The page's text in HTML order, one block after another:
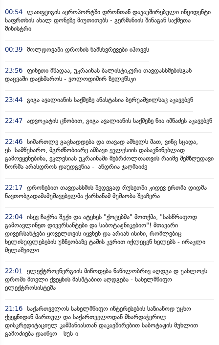
00:54 ლაიფციგის აეროპორტში დრონთან დაკავშირებული ინციდენტი
საფრთხის ახალ დონეზე მიუთითებს - გერმანიის შინაგან საქმეთა
მინისტრი
00:39 მოლდოვაში დრონის ნამსხვრევები იპოვეს
23:56 ფინეთი მზადაა, უკრაინას ბალისტიკური თავდასხმებისგან
დაცვაში დაეხმაროს - ვოლოდიმირ ზელენსკი
23:44 გიგა ავალიანის საქმეზე ანასტასია ბერუაშვილსაც აკავებენ
22:47 ადვოკატის ცნობით, გიგა ავალიანის საქმეზე ნია იმნაძეს აკავებენ
22:46 სიმართლე გაცხადდება და თავად ამხელს მათ, ვინც სცადა,
ეს სამწუხარო, მგრძნობიარე ამბავი ეკლესიის დასაკნინებლად
გამოეყენებინა, ეკლესიას უკრაინაში მებრძოლთათვის რაიმე შემზღუდავი
ნორმა არასდროს დაუდგენია - ანდრია ჯაღმაიძე
22:17 დრონებით თავდასხმის შედეგად რუსეთში კიდევ ერთმა დიდმა
ნავთობგადამამუშავებელმა ქარხანამ მუშაობა შეაჩერა
22:04 ისევ ჩაქრა შუქი და ატეხეს "ქოცებმა" მოთქმა, "სასწრაფოდ
გამოავლინეთ დივერსანტები და საბოტაჟნიკებიო"! მთავარი
დივერსანტები ყოველთვის იყვნენ და არიან ისინი, რომლებიც
ხელისუფლებების უზნეობაზე ტაშის კვრით იქლეცენ ხელებს - ირაკლი
მელაშვილი
22:01
ელექტროენერგიის მიწოდება ნაწილობრივ აღდგა დ უახლოეს
დროში მთელი ქვეყნის მასშტაბით აღდგება - სახელმწიფო
ელექტროსისტემა
21:16 საქართველოს სახელმწიფო ინტერესების საზიანოდ უცხო
ქვეყნიდან მართულ და საქართველოდან მხარდაჭერილ
დისკრედიტაციულ კამპანიასთან დაკავშირებით საბოტაჟის მუხლით
გამოძიება დაიწყო - სუს-ი